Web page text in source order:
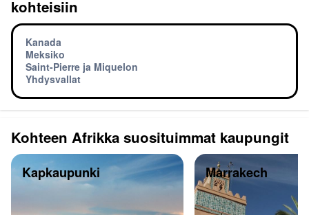
kohteisiin
Kanada
Meksiko
Saint-Pierre ja Miquelon
Yhdysvallat
Kohteen Afrikka suosituimmat kaupungit
Kapkaupunki Marrakech